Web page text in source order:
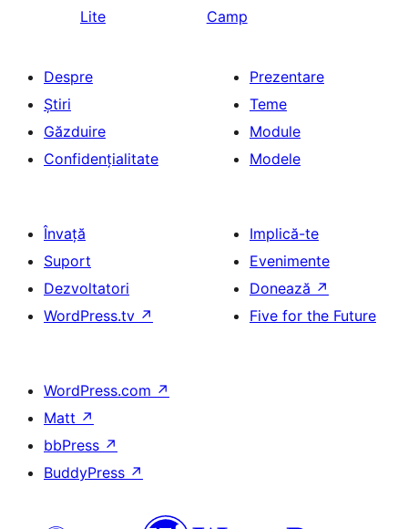
Lite
Camp
Despre
Știri
Găzduire
Confidențialitate
Prezentare
Teme
Module
Modele
Învață
Suport
Dezvoltatori
WordPress.tv ↗
Implică-te
Evenimente
Donează ↗
Five for the Future
WordPress.com ↗
Matt ↗
bbPress ↗
BuddyPress ↗